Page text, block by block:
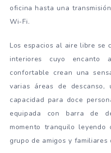
oficina hasta una
Wi-Fi.
Los espacios al aire libre se
interiores cuyo encanto
confortable crean una
varias áreas de descanso,
capacidad para doce
equipada con barra de
momento tranquilo
grupo de amigos y familiares